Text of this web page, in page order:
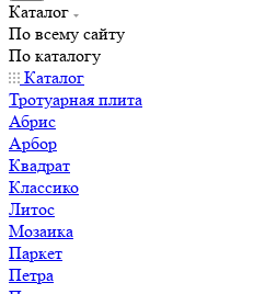
Каталог
По всему сайту
По каталогу
Каталог
Тротуарная плита
Абрис
Арбор
Квадрат
Классико
Литос
Мозаика
Паркет
Петра